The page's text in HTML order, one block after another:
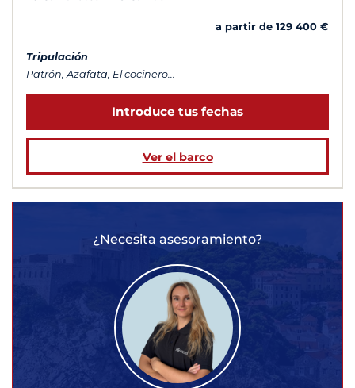
a partir de 129 400 €
Tripulación
Patrón, Azafata, El cocinero...
Introduce tus fechas
Ver el barco
¿Necesita asesoramiento?